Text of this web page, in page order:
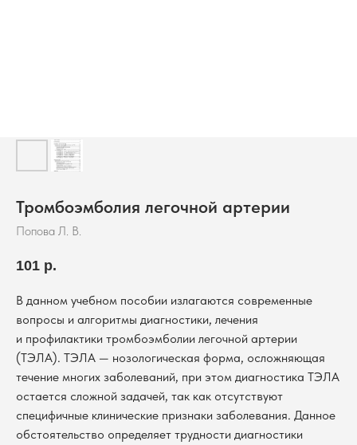
Тромбоэмболия легочной артерии
Попова Л. В.
101 р.
В данном учебном пособии излагаются современные
вопросы и алгоритмы диагностики, лечения
и профилактики тромбоэмболии легочной артерии
(ТЭЛА). ТЭЛА — нозологическая форма, осложняющая
течение многих заболеваний, при этом диагностика ТЭЛА
остается сложной задачей, так как отсутствуют
специфичные клинические признаки заболевания. Данное
обстоятельство определяет трудности диагностики